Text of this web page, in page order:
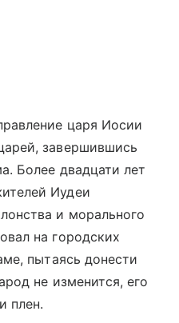
царя Иосии
завершившись
Более двадцати лет
Иудеи
и морального
на городских
пытаясь донести
не изменится, его
плен.